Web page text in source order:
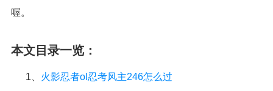
喔。
本文目录一览：
1、 火影忍者ol忍考风主246怎么过